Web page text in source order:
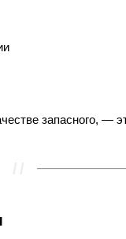
запасного, —